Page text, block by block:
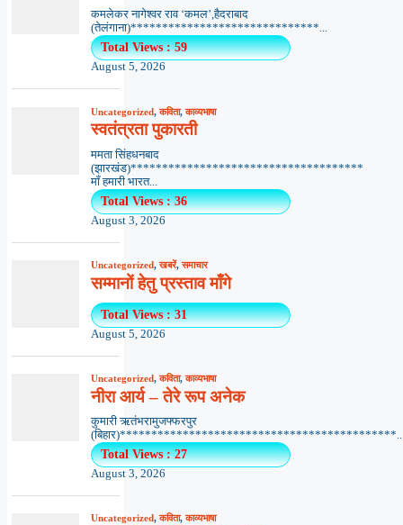
कमलेकर नागेश्वर राव ‘कमल’,हैदराबाद
(तेलंगाना)******************************...
Total Views : 59
August 5, 2026
Uncategorized,कविता,काव्यभाषा
स्वतंत्रता पुकारती
ममता सिंहधनबाद
(झारखंड)*************************************
माँ हमारी भारत...
Total Views : 36
August 3, 2026
Uncategorized,खबरें,समाचार
सम्मानों हेतु प्रस्ताव माँगे
Total Views : 31
August 5, 2026
Uncategorized,कविता,काव्यभाषा
नीरा आर्य – तेरे रूप अनेक
कुमारी ऋतंभरामुजफ्फरपुर
Total Views : 27
August 3, 2026
Uncategorized,कविता,काव्यभाषा